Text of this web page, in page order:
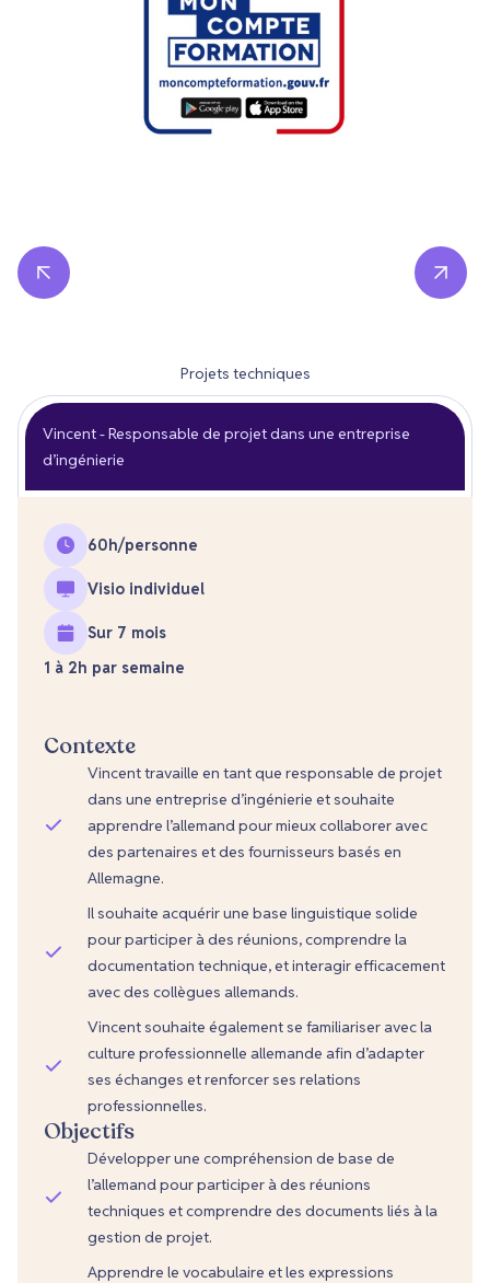
Projets techniques
Vincent - Responsable de projet dans une entreprise
d’ingénierie
60h/personne
Visio individuel
Sur 7 mois
1 à 2h par semaine
Contexte
Vincent travaille en tant que responsable de projet
dans une entreprise d’ingénierie et souhaite
apprendre l’allemand pour mieux collaborer avec
des partenaires et des fournisseurs basés en
Allemagne.
Il souhaite acquérir une base linguistique solide
pour participer à des réunions, comprendre la
documentation technique, et interagir efficacement
avec des collègues allemands.
Vincent souhaite également se familiariser avec la
culture professionnelle allemande afin d’adapter
ses échanges et renforcer ses relations
professionnelles.
Objectifs
Développer une compréhension de base de
l’allemand pour participer à des réunions
techniques et comprendre des documents liés à la
gestion de projet.
Apprendre le vocabulaire et les expressions